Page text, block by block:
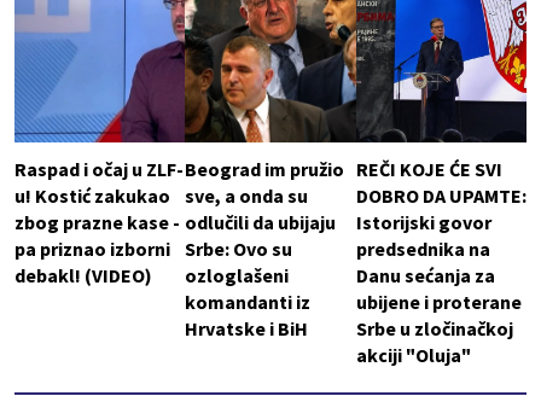
Raspad i očaj u ZLF-
u! Kostić zakukao
zbog prazne kase -
pa priznao izborni
debakl! (VIDEO)
Beograd im pružio
sve, a onda su
odlučili da ubijaju
Srbe: Ovo su
ozloglašeni
komandanti iz
Hrvatske i BiH
REČI KOJE ĆE SVI
DOBRO DA UPAMTE:
Istorijski govor
predsednika na
Danu sećanja za
ubijene i proterane
Srbe u zločinačkoj
akciji "Oluja"